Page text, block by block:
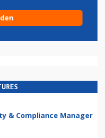
& Compliance Manager